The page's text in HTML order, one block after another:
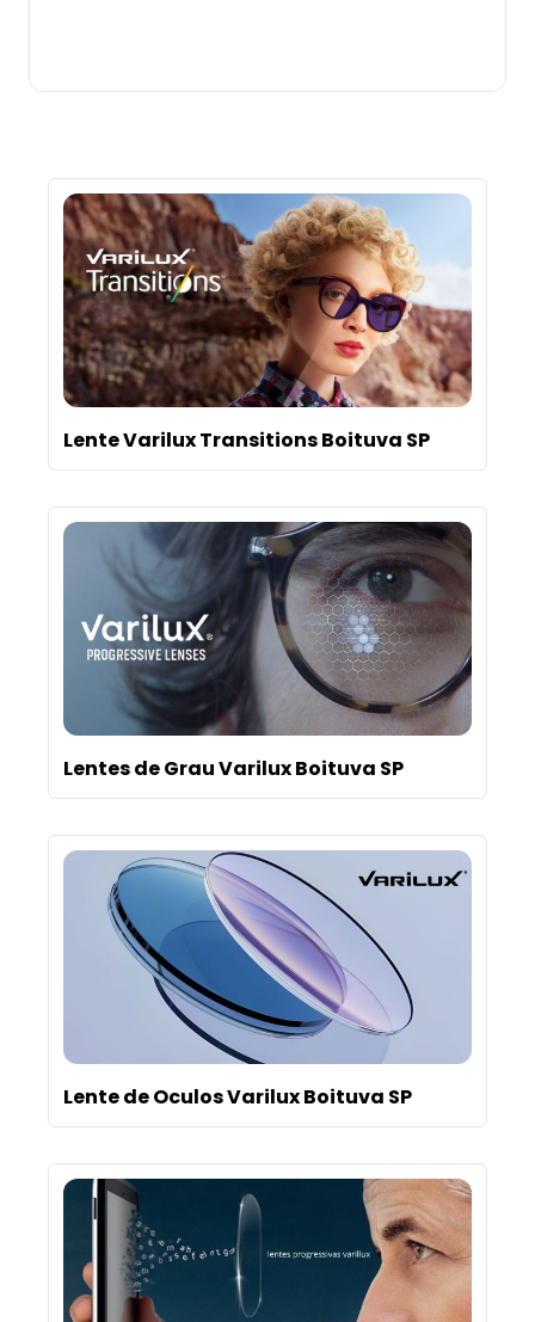
Lente Varilux Transitions Boituva SP
Lentes de Grau Varilux Boituva SP
Lente de Oculos Varilux Boituva SP